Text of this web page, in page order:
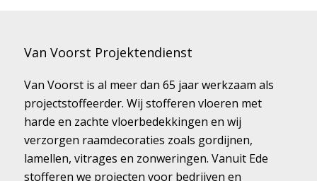
Van Voorst Projektendienst
Van Voorst is al meer dan 65 jaar werkzaam als
projectstoffeerder. Wij stofferen vloeren met
harde en zachte vloerbedekkingen en wij
verzorgen raamdecoraties zoals gordijnen,
lamellen, vitrages en zonweringen. Vanuit Ede
stofferen we projecten voor bedrijven en